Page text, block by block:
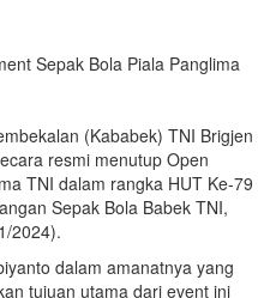
(Kababek) TNI Brigjen
resmi menutup Open
TNI dalam rangka HUT Ke-79
Sepak Bola Babek TNI,
2024).
dalam amanatnya yang
tujuan utama dari event ini